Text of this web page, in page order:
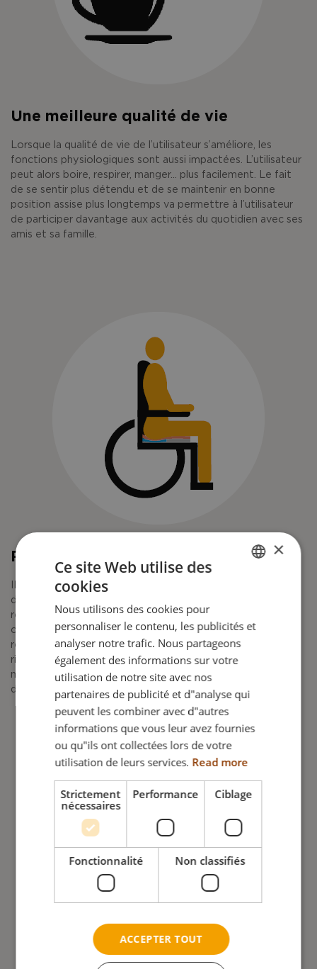
Une meilleure qualité de vie
Lorsque la qualité de vie de l’utilisateur s’améliore, les
fonctions physiologiques sont aussi impactées. L’utilisateur
peut alors boire, respirer, manger... plus facilement. Le fait
de se sentir plus détendu et de se maintenir en bonne
position assise plus longtemps va permettre à l’utilisateur
de participer davantage aux activités du quotidien avec ses
amis et sa famille.
Prévention des escarres
Il est important de garder une position optimale et donc
d’assurer une meilleure répartition des pressions afin de
réduire le risque d’escarres. Comme indiqué, l’un des
challenges majeurs pour l’utilisateur en fauteuil est la
réduction du risque de glissement et de cisaillement. Ce
risque, lorsqu’il est aggravé par des conditions de
microclimat et de compression des tissus, contribue au
développement des escarres.
GERMAN
×
Ce site Web utilise des
cookies
Nous utilisons des cookies pour
personnaliser le contenu, les publicités et
analyser notre trafic. Nous partageons
également des informations sur votre
utilisation de notre site avec nos
partenaires de publicité et d"analyse qui
peuvent les combiner avec d"autres
informations que vous leur avez fournies
ou qu"ils ont collectées lors de votre
utilisation de leurs services. Read more
Strictement
nécessaires
Performance Ciblage
Fonctionnalité Non classifiés
ACCEPTER TOUT